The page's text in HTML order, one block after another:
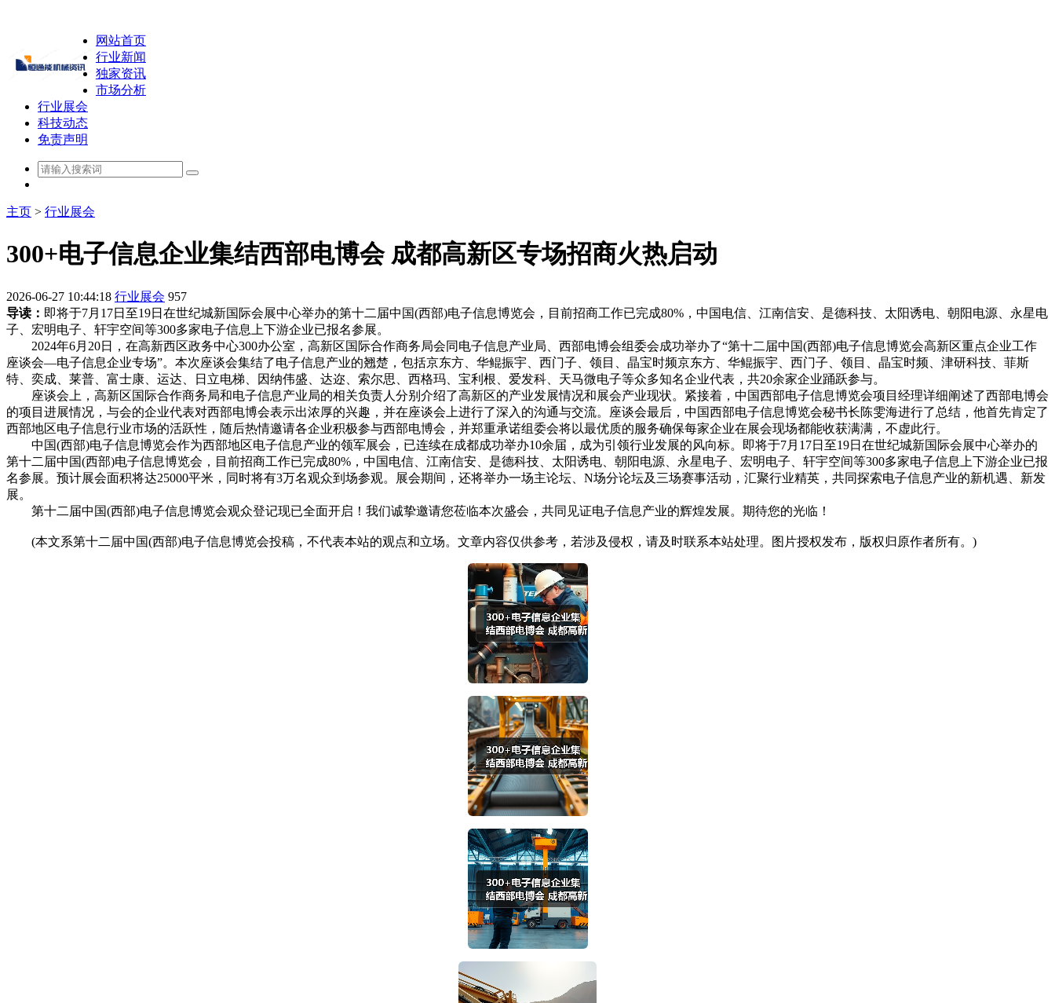
网站首页
行业新闻
独家资讯
市场分析
行业展会
科技动态
免责声明
主页 > 行业展会
300+电子信息企业集结西部电博会 成都高新区专场招商火热启动
2026-06-27 10:44:18 行业展会 957
导读： 即将于7月17日至19日在世纪城新国际会展中心举办的第十二届中国(西部)电子信息博览会，目前招商工作已完成80%，中国电信、江南信安、是德科技、太阳诱电、朝阳电源、永星电
子、宏明电子、轩宇空间等300多家电子信息上下游企业已报名参展。
2024年6月20日，在高新西区政务中心300办公室，高新区国际合作商务局会同电子信息产业局、西部电博会组委会成功举办了“第十二届中国(西部)电子信息博览会高新区重点企业工作
座谈会—电子信息企业专场”。本次座谈会集结了电子信息产业的翘楚，包括京东方、华鲲振宇、西门子、领目、晶宝时频京东方、华鲲振宇、西门子、领目、晶宝时频、津研科技、菲斯
特、奕成、莱普、富士康、运达、日立电梯、因纳伟盛、达迩、索尔思、西格玛、宝利根、爱发科、天马微电子等众多知名企业代表，共20余家企业踊跃参与。
座谈会上，高新区国际合作商务局和电子信息产业局的相关负责人分别介绍了高新区的产业发展情况和展会产业现状。紧接着，中国西部电子信息博览会项目经理详细阐述了西部电博会
的项目进展情况，与会的企业代表对西部电博会表示出浓厚的兴趣，并在座谈会上进行了深入的沟通与交流。座谈会最后，中国西部电子信息博览会秘书长陈雯海进行了总结，他首先肯定了
西部地区电子信息行业市场的活跃性，随后热情邀请各企业积极参与西部电博会，并郑重承诺组委会将以最优质的服务确保每家企业在展会现场都能收获满满，不虚此行。
中国(西部)电子信息博览会作为西部地区电子信息产业的领军展会，已连续在成都成功举办10余届，成为引领行业发展的风向标。即将于7月17日至19日在世纪城新国际会展中心举办的
第十二届中国(西部)电子信息博览会，目前招商工作已完成80%，中国电信、江南信安、是德科技、太阳诱电、朝阳电源、永星电子、宏明电子、轩宇空间等300多家电子信息上下游企业已报
名参展。预计展会面积将达25000平米，同时将有3万名观众到场参观。展会期间，还将举办一场主论坛、N场分论坛及三场赛事活动，汇聚行业精英，共同探索电子信息产业的新机遇、新发
展。
第十二届中国(西部)电子信息博览会观众登记现已全面开启！我们诚挚邀请您莅临本次盛会，共同见证电子信息产业的辉煌发展。期待您的光临！
(本文系第十二届中国(西部)电子信息博览会投稿，不代表本站的观点和立场。文章内容仅供参考，若涉及侵权，请及时联系本站处理。图片授权发布，版权归原作者所有。)